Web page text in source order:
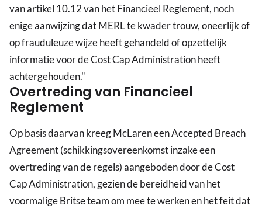
van artikel 10.12 van het Financieel Reglement, noch
enige aanwijzing dat MERL te kwader trouw, oneerlijk of
op frauduleuze wijze heeft gehandeld of opzettelijk
informatie voor de Cost Cap Administration heeft
achtergehouden."
Overtreding van Financieel
Reglement
Op basis daarvan kreeg McLaren een Accepted Breach
Agreement (schikkingsovereenkomst inzake een
overtreding van de regels) aangeboden door de Cost
Cap Administration, gezien de bereidheid van het
voormalige Britse team om mee te werken en het feit dat